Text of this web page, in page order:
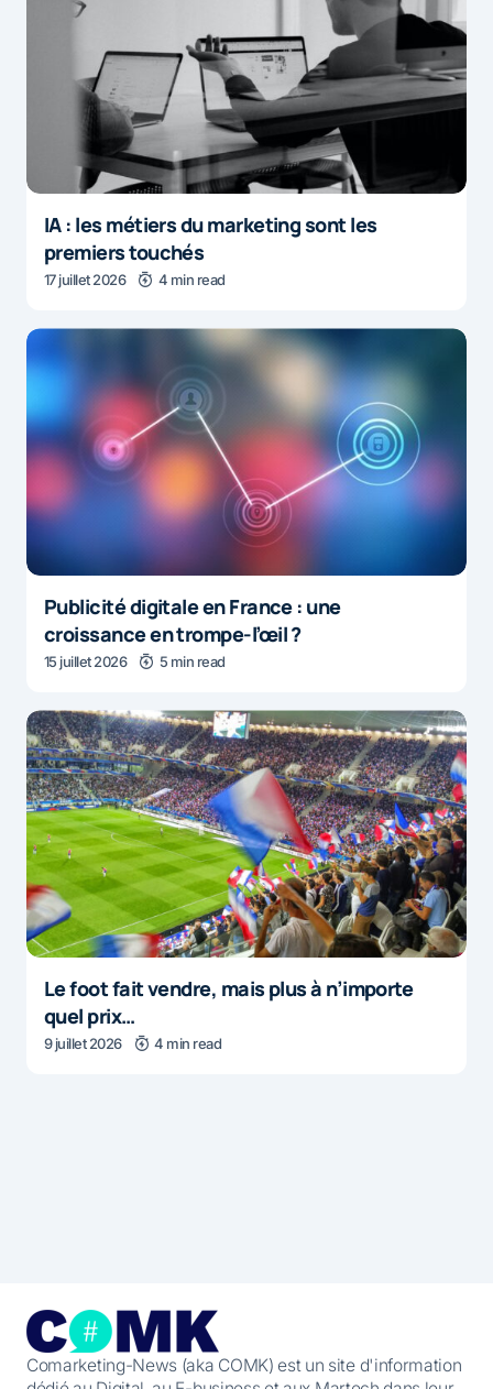
IA : les métiers du marketing sont les
premiers touchés
17 juillet 2026 4 min read
Publicité digitale en France : une
croissance en trompe-l’œil ?
15 juillet 2026 5 min read
Le foot fait vendre, mais plus à n’importe
quel prix…
9 juillet 2026 4 min read
Comarketing-News (aka COMK) est un site d'information